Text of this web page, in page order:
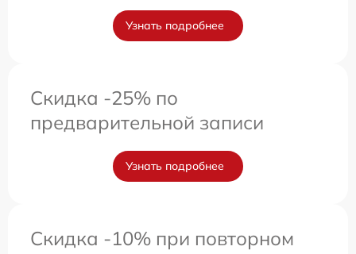
Узнать подробнее
Скидка -25% по
предварительной записи
Узнать подробнее
Скидка -10% при повторном